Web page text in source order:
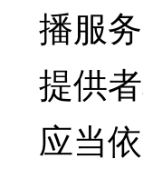
播服
提供
应当